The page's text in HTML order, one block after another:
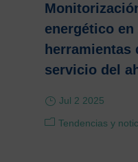
energético
herramientas
servicio del
Jul 2 2025
Tendencias y